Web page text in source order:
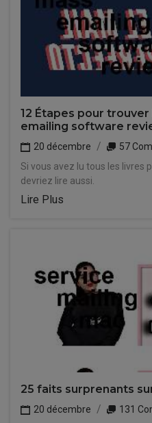
12 Étapes pour
emailing software
20 décembre
57
Si vous avez lu tous les livres
devriez lire aussi.
Lire Plus
25 faits surprenants
20 décembre
131